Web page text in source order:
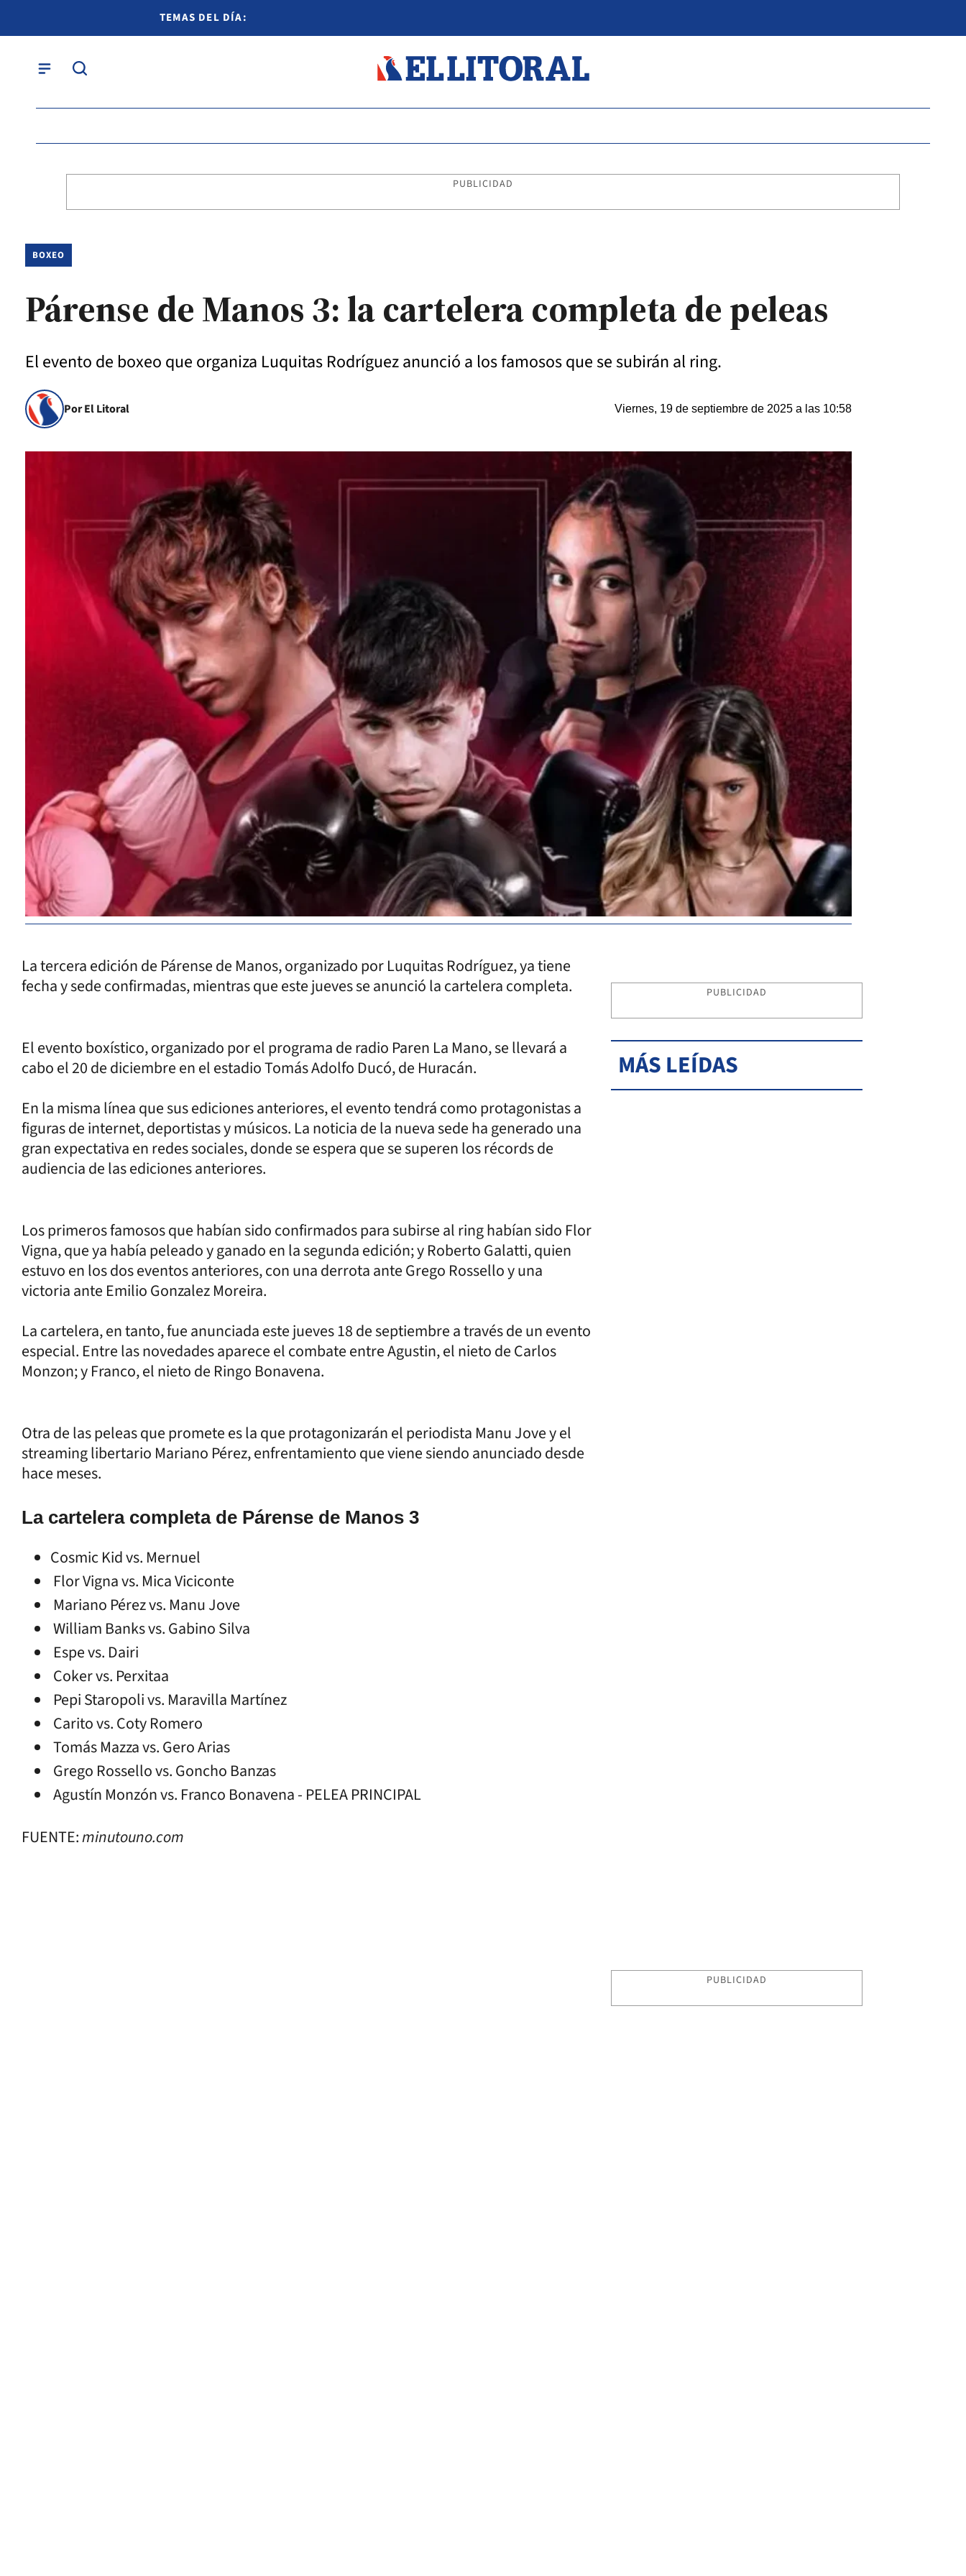
TEMAS DEL DÍA:
PUBLICIDAD
BOXEO
Párense de Manos 3: la cartelera completa de peleas
El evento de boxeo que organiza Luquitas Rodríguez anunció a los famosos que se subirán al ring.
Por El Litoral Viernes, 19 de septiembre de 2025 a las 10:58
La tercera edición de Párense de Manos, organizado por Luquitas Rodríguez, ya tiene
fecha y sede confirmadas, mientras que este jueves se anunció la cartelera completa.
El evento boxístico, organizado por el programa de radio Paren La Mano, se llevará a
cabo el 20 de diciembre en el estadio Tomás Adolfo Ducó, de Huracán.
En la misma línea que sus ediciones anteriores, el evento tendrá como protagonistas a
figuras de internet, deportistas y músicos. La noticia de la nueva sede ha generado una
gran expectativa en redes sociales, donde se espera que se superen los récords de
audiencia de las ediciones anteriores.
Los primeros famosos que habían sido confirmados para subirse al ring habían sido Flor
Vigna, que ya había peleado y ganado en la segunda edición; y Roberto Galatti, quien
estuvo en los dos eventos anteriores, con una derrota ante Grego Rossello y una
victoria ante Emilio Gonzalez Moreira.
La cartelera, en tanto, fue anunciada este jueves 18 de septiembre a través de un evento
especial. Entre las novedades aparece el combate entre Agustin, el nieto de Carlos
Monzon; y Franco, el nieto de Ringo Bonavena.
Otra de las peleas que promete es la que protagonizarán el periodista Manu Jove y el
streaming libertario Mariano Pérez, enfrentamiento que viene siendo anunciado desde
hace meses.
La cartelera completa de Párense de Manos 3
Cosmic Kid vs. Mernuel
Flor Vigna vs. Mica Viciconte
Mariano Pérez vs. Manu Jove
William Banks vs. Gabino Silva
Espe vs. Dairi
Coker vs. Perxitaa
Pepi Staropoli vs. Maravilla Martínez
Carito vs. Coty Romero
Tomás Mazza vs. Gero Arias
Grego Rossello vs. Goncho Banzas
Agustín Monzón vs. Franco Bonavena - PELEA PRINCIPAL
FUENTE:minutouno.com
PUBLICIDAD
MÁS LEÍDAS
PUBLICIDAD